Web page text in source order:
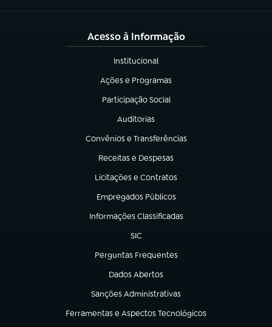
Acesso à Informação
Institucional
(abre em nova aba)
Ações e Programas
(abre em nova aba)
Participação Social
(abre em nova aba)
Auditorias
(abre em nova aba)
Convênios e Transferências
(abre em nova aba)
Receitas e Despesas
(abre em nova aba)
Licitações e Contratos
(abre em nova aba)
Empregados Públicos
(abre em nova aba)
Informações Classificadas
(abre em nova aba)
SIC
(abre em nova aba)
Perguntas Frequentes
(abre em nova aba)
Dados Abertos
(abre em nova aba)
Sanções Administrativas
(abre em nova aba)
Ferramentas e Aspectos Tecnológicos
(abre em nova aba)